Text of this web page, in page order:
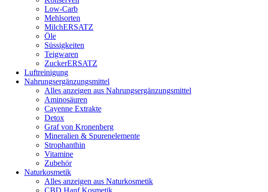
Low-Carb
Mehlsorten
MilchERSATZ
Öle
Süssigkeiten
Teigwaren
ZuckerERSATZ
Luftreinigung
Nahrungsergänzungsmittel
Alles anzeigen aus Nahrungsergänzungsmittel
Aminosäuren
Cayenne Extrakte
Detox
Graf von Kronenberg
Mineralien & Spurenelemente
Strophanthin
Vitamine
Zubehör
Naturkosmetik
Alles anzeigen aus Naturkosmetik
CBD Hanf Kosmetik